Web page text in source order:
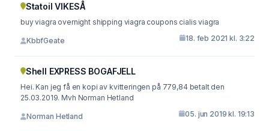
Statoil VIKESÅ
buy viagra overnight shipping viagra coupons cialis viagra
KbbfGeate 18. feb 2021 kl. 3:22
Shell EXPRESS BOGAFJELL
Hei. Kan jeg få en kopi av kvitteringen på 779,84 betalt den
25.03.2019. Mvh Norman Hetland
Norman Hetland 05. jun 2019 kl. 19:13